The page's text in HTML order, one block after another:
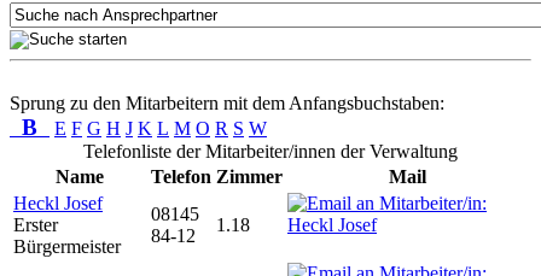
Sprung zu den Mitarbeitern mit dem Anfangsbuchstaben:
B E F G H J K L M O R S W
Telefonliste der Mitarbeiter/innen der Verwaltung
Name
Telefon Zimmer
Mail
Heckl Josef
Erster
Bürgermeister
08145
84-12
1.18